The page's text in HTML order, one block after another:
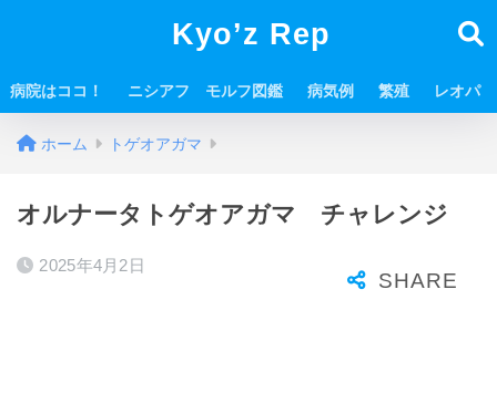
Kyo’z Rep
病院はココ！ ニシアフ モルフ図鑑 病気例 繁殖 レオパ
ホーム トゲオアガマ
オルナータトゲオアガマ チャレンジ
2025年4月2日